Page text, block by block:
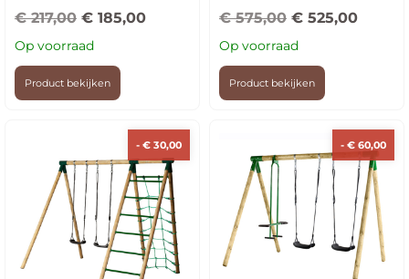
€217,00 € 185,00
Op voorraad
Product bekijken
€575,00 € 525,00
Op voorraad
Product bekijken
-€ 30,00 -€ 60,00